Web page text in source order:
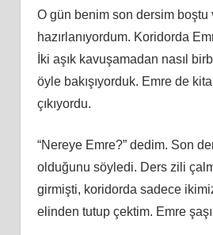
O gün benim son dersim boştu
hazırlanıyordum. Koridorda
İki aşık kavuşamadan nasıl
öyle bakışıyorduk. Emre de
çıkıyordu.
“Nereye Emre?” dedim. Son
olduğunu söyledi. Ders zili
girmişti, koridorda sadece
elinden tutup çektim. Emre